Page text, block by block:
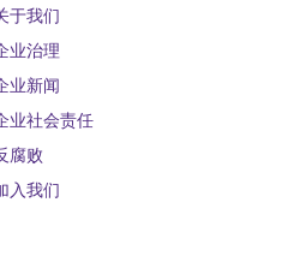
于我们
业治理
业新闻
业社会责任
腐败
入我们